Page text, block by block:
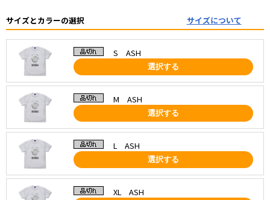
サイズとカラーの選択 サイズについて
S ASH
選択する
M ASH
選択する
L ASH
選択する
XL ASH